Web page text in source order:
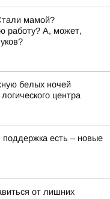
мамой?
работу? А, может,
белых ночей
центра
есть – новые
от лишних